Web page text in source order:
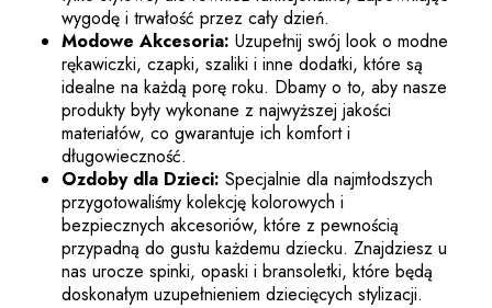
wygodę i trwałość przez cały dzień.
Modowe Akcesoria: Uzupełnij swój look o modne
rękawiczki, czapki, szaliki i inne dodatki, które są
idealne na każdą porę roku. Dbamy o to, aby nasze
produkty były wykonane z najwyższej jakości
materiałów, co gwarantuje ich komfort i
długowieczność.
Ozdoby dla Dzieci: Specjalnie dla najmłodszych
przygotowaliśmy kolekcję kolorowych i
bezpiecznych akcesoriów, które z pewnością
przypadną do gustu każdemu dziecku. Znajdziesz u
nas urocze spinki, opaski i bransoletki, które będą
doskonałym uzupełnieniem dziecięcych stylizacji.